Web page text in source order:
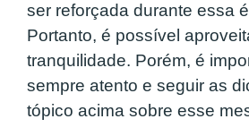
ser reforçada durante essa
Portanto, é possível
tranquilidade. Porém, é
sempre atento e seguir as
tópico acima sobre esse